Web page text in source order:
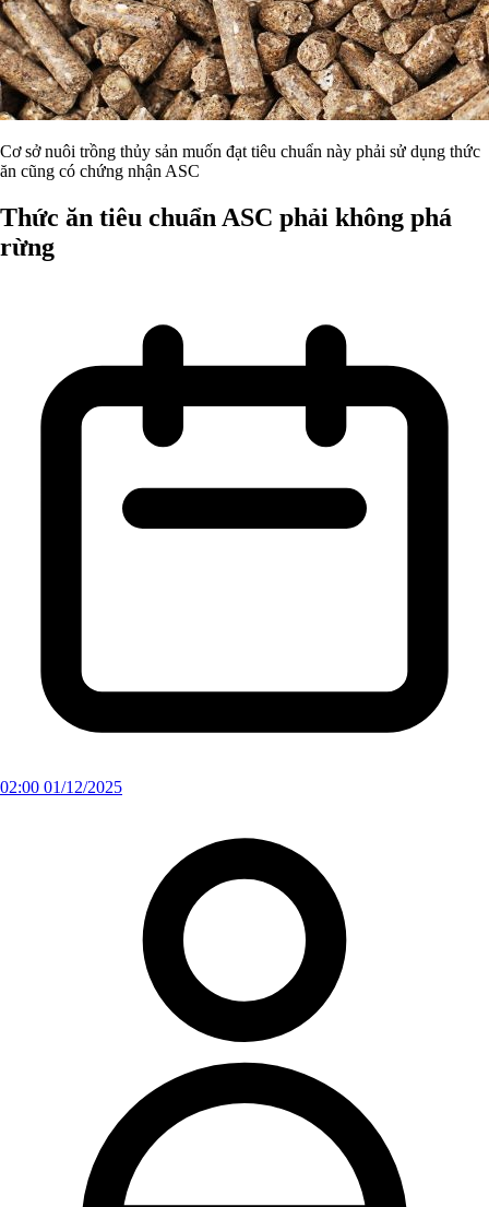
Cơ sở nuôi trồng thủy sản muốn đạt tiêu chuẩn này phải sử dụng thức
ăn cũng có chứng nhận ASC
Thức ăn tiêu chuẩn ASC phải không phá
rừng
02:00 01/12/2025